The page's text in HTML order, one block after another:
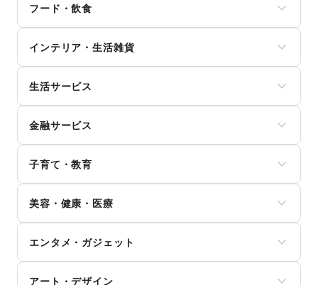
レディースファッション
ユニセックス
インナー・ルームウェア
キッズ・ベビー・マタニティ
スポーツ
シーズナルウェア
腕時計
靴
バッグ・革小物
ファッション雑貨
和服・着物
古着
その他ファッション
フード・飲食
和菓子
パン
お弁当・惣菜
軽食・ホットスナック
コーヒー・紅茶
その他飲料
食材・調味料
物産展・マルシェ
キッチンカー・移動販売
野菜・果物・生鮮食品
その他フード・飲食
インテリア・生活雑貨
寝具・ベッド
家具・家電
キッチン雑貨・調理器具
掃除用品・生活便利品
文房具
手芸・ハンドメイド
花・盆栽・ドライフラワー
犬・猫・ペット
日用雑貨
食器・陶磁器
その他インテリア・生活雑貨
生活サービス
インターネット・プロバイダ
電気・ガス
ウォーターサーバー
ハウスクリーニング・家事代行
定期宅配
リサイクル雑貨・古本
冠婚葬祭
資格・習い事
リフォーム
金融サービス
保険
銀行
住宅ローン
証券・FX
不動産投資
その他金融サービス
子育て・教育
ランドセル
学習教材・通信教育
子供向け教室・レッスン
塾・家庭教師
おもちゃ・絵本
その他子育て・教育
美容・健康・医療
ダイエット・健康グッズ
美容・コスメ・香水
ヘアケア・シャンプー
エンタメ・ガジェット
アート・デザイン